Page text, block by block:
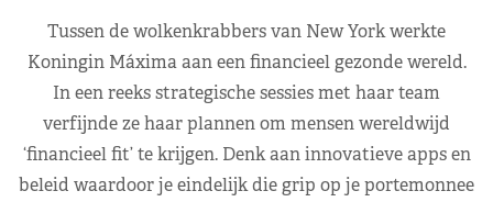
Tussen de wolkenkrabbers van New York werkte
Koningin Máxima aan een financieel gezonde wereld.
In een reeks strategische sessies met haar team
verfijnde ze haar plannen om mensen wereldwijd
‘financieel fit’ te krijgen. Denk aan innovatieve apps en
beleid waardoor je eindelijk die grip op je portemonnee